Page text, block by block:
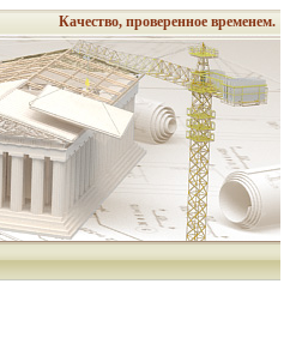
Качество, проверенное временем.